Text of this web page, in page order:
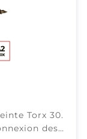
Torx 30.
des